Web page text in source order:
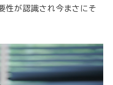
性が認識され今まさにそ